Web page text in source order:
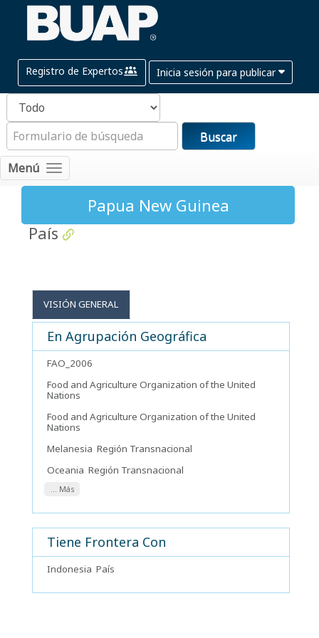
Registro de Expertos Inicia sesión para publicar
Buscar
Menú
Papua New Guinea
País
VISIÓN GENERAL
En Agrupación Geográfica
FAO_2006
Food and Agriculture Organization of the United
Nations
Food and Agriculture Organization of the United
Nations
Melanesia Región Transnacional
Oceania Región Transnacional
... Más
Tiene Frontera Con
Indonesia País